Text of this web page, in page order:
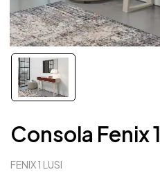
Consola Fenix 1
FENIX 1 LUSI